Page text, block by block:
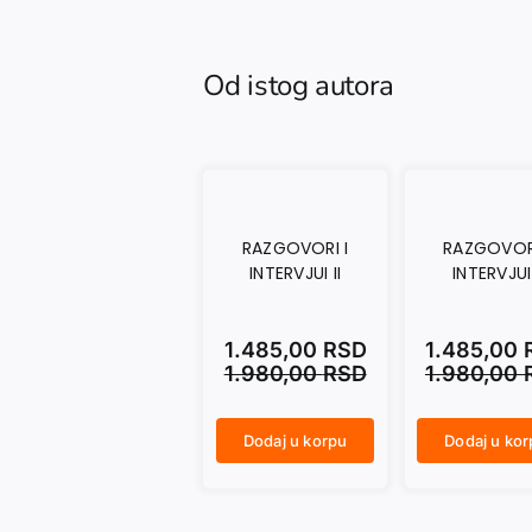
Od istog autora
RAZGOVORI I
INTERVJUI II
1.980,00RSD
1.485,00 RSD
Dodaj u korpu
1.980,00
1.485,00
Dodaj u